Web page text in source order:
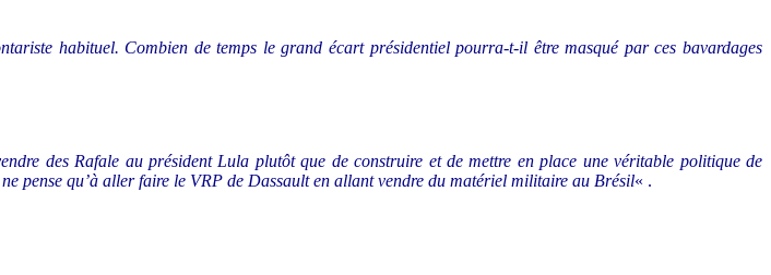
habituel. Combien de temps le grand écart présidentiel pourra-t-il être masqué par ces bavardages
des Rafale au président Lula plutôt que de construire et de mettre en place une véritable politique de
pense qu’à aller faire le VRP de Dassault en allant vendre du matériel militaire au Brésil« .